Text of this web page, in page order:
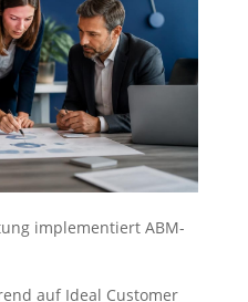
implementiert ABM-
auf Ideal Customer